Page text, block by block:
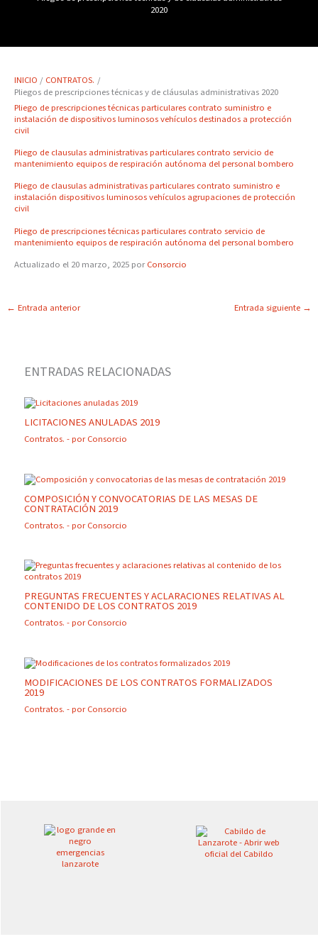
2020
INICIO
CONTRATOS.
Pliegos de prescripciones técnicas y de cláusulas administrativas 2020
Pliego de prescripciones técnicas particulares contrato suministro e
instalación de dispositivos luminosos vehículos destinados a protección
civil
Pliego de clausulas administrativas particulares contrato servicio de
mantenimiento equipos de respiración autónoma del personal bombero
Pliego de clausulas administrativas particulares contrato suministro e
instalación dispositivos luminosos vehículos agrupaciones de protección
civil
Pliego de prescripciones técnicas particulares contrato servicio de
mantenimiento equipos de respiración autónoma del personal bombero
Actualizado el 20 marzo, 2025 por Consorcio
← Entrada anterior Entrada siguiente →
ENTRADAS RELACIONADAS
LICITACIONES ANULADAS 2019
Contratos. - por Consorcio
COMPOSICIÓN Y CONVOCATORIAS DE LAS MESAS DE
CONTRATACIÓN 2019
Contratos. - por Consorcio
PREGUNTAS FRECUENTES Y ACLARACIONES RELATIVAS AL
CONTENIDO DE LOS CONTRATOS 2019
Contratos. - por Consorcio
MODIFICACIONES DE LOS CONTRATOS FORMALIZADOS
2019
Contratos. - por Consorcio